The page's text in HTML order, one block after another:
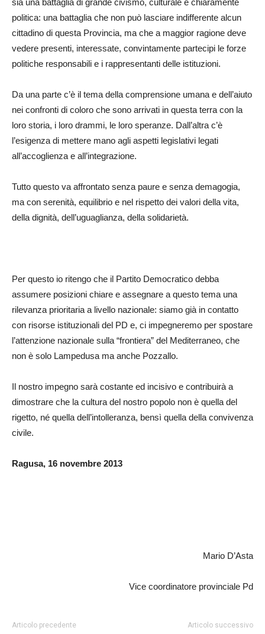
sia una battaglia di grande civismo, culturale e chiaramente
politica: una battaglia che non può lasciare indifferente alcun
cittadino di questa Provincia, ma che a maggior ragione deve
vedere presenti, interessate, convintamente partecipi le forze
politiche responsabili e i rappresentanti delle istituzioni.
Da una parte c’è il tema della comprensione umana e dell’aiuto
nei confronti di coloro che sono arrivati in questa terra con la
loro storia, i loro drammi, le loro speranze. Dall’altra c’è
l’esigenza di mettere mano agli aspetti legislativi legati
all’accoglienza e all’integrazione.
Tutto questo va affrontato senza paure e senza demagogia,
ma con serenità, equilibrio e nel rispetto dei valori della vita,
della dignità, dell’uguaglianza, della solidarietà.
Per questo io ritengo che il Partito Democratico debba
assumere posizioni chiare e assegnare a questo tema una
rilevanza prioritaria a livello nazionale: siamo già in contatto
con risorse istituzionali del PD e, ci impegneremo per spostare
l’attenzione nazionale sulla “frontiera” del Mediterraneo, che
non è solo Lampedusa ma anche Pozzallo.
Il nostro impegno sarà costante ed incisivo e contribuirà a
dimostrare che la cultura del nostro popolo non è quella del
rigetto, né quella dell’intolleranza, bensì quella della convivenza
civile.
Ragusa, 16 novembre 2013
Mario D’Asta
Vice coordinatore provinciale Pd
Articolo precedente Articolo successivo